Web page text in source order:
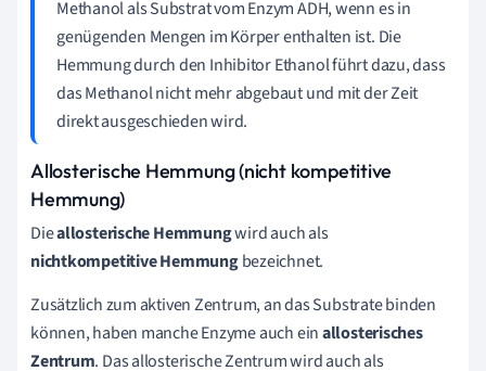
Methanol als Substrat vom Enzym ADH, wenn es in
genügenden Mengen im Körper enthalten ist. Die
Hemmung durch den Inhibitor Ethanol führt dazu, dass
das Methanol nicht mehr abgebaut und mit der Zeit
direkt ausgeschieden wird.
Allosterische Hemmung (nicht kompetitive
Hemmung)
DieallosterischeHemmungwird auch als
nichtkompetitive Hemmungbezeichnet.
Zusätzlich zum aktiven Zentrum, an das Substrate binden
können, haben manche Enzyme auch einallosterisches
Zentrum. Das allosterische Zentrum wird auch als